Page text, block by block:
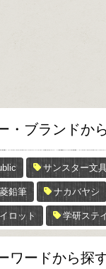
・ブランドか
サンスター文
鉛筆 ナカバヤシ
ロット 学研ステ
ワードから探